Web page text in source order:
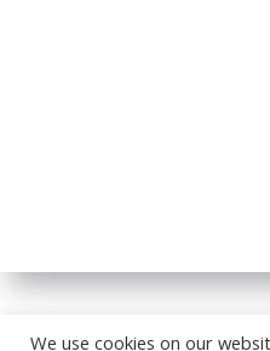
We use cookies on our